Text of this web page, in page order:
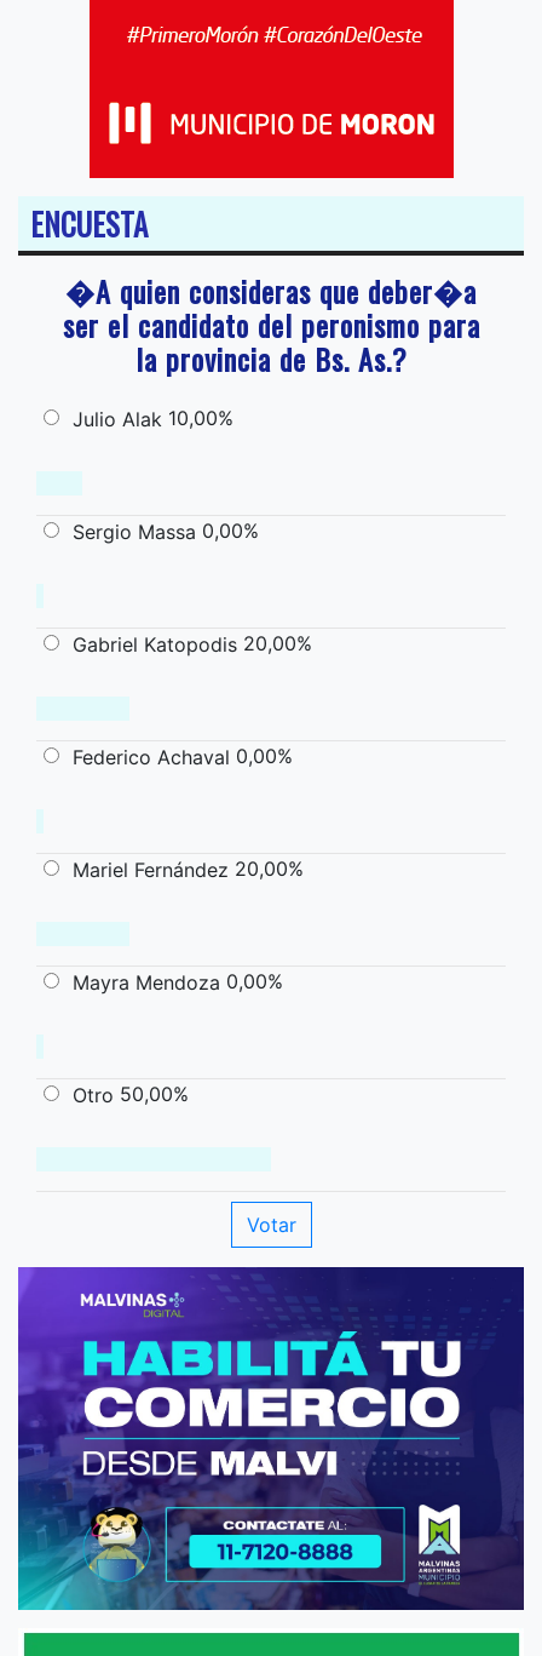
ENCUESTA
�A quien consideras que deber�a
ser el candidato del peronismo para
la provincia de Bs. As.?
Julio Alak 10,00%
Sergio Massa 0,00%
Gabriel Katopodis 20,00%
Federico Achaval 0,00%
Mariel Fernández 20,00%
Mayra Mendoza 0,00%
Otro 50,00%